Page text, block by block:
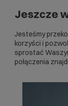
Jeszcze
Jesteśmy
korzyści i
sprostać
połączenia